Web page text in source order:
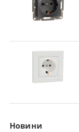
Новини